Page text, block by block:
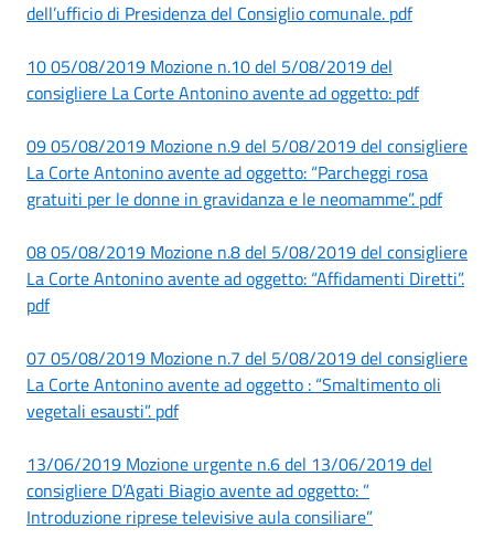
dell’ufficio di Presidenza del Consiglio comunale. pdf
10 05/08/2019 Mozione n.10 del 5/08/2019 del
consigliere La Corte Antonino avente ad oggetto: pdf
09 05/08/2019 Mozione n.9 del 5/08/2019 del consigliere
La Corte Antonino avente ad oggetto: “Parcheggi rosa
gratuiti per le donne in gravidanza e le neomamme”. pdf
08 05/08/2019 Mozione n.8 del 5/08/2019 del consigliere
La Corte Antonino avente ad oggetto: “Affidamenti Diretti”.
pdf
07 05/08/2019 Mozione n.7 del 5/08/2019 del consigliere
La Corte Antonino avente ad oggetto : “Smaltimento oli
vegetali esausti”. pdf
13/06/2019 Mozione urgente n.6 del 13/06/2019 del
consigliere D’Agati Biagio avente ad oggetto: ”
Introduzione riprese televisive aula consiliare”